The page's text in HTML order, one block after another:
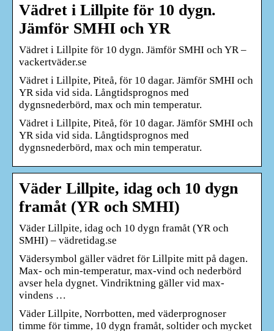
Vädret i Lillpite för 10 dygn.
Jämför SMHI och YR
Vädret i Lillpite för 10 dygn. Jämför SMHI och YR –
vackertväder.se
Vädret i Lillpite, Piteå, för 10 dagar. Jämför SMHI och
YR sida vid sida. Långtidsprognos med
dygnsnederbörd, max och min temperatur.
Vädret i Lillpite, Piteå, för 10 dagar. Jämför SMHI och
YR sida vid sida. Långtidsprognos med
dygnsnederbörd, max och min temperatur.
Väder Lillpite, idag och 10 dygn
framåt (YR och SMHI)
Väder Lillpite, idag och 10 dygn framåt (YR och
SMHI) – vädretidag.se
Vädersymbol gäller vädret för Lillpite mitt på dagen.
Max- och min-temperatur, max-vind och nederbörd
avser hela dygnet. Vindriktning gäller vid max-
vindens …
Väder Lillpite, Norrbotten, med väderprognoser
timme för timme, 10 dygn framåt, soltider och mycket